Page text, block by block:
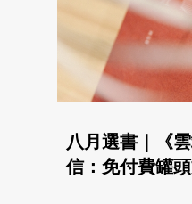
八月選書｜《
信：免付費罐